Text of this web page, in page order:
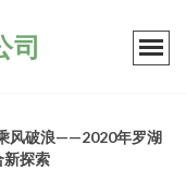
司
风破浪——2020年罗湖
新探索